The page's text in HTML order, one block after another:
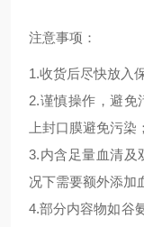
注意事项：
1.收货后尽快放入
2.谨慎操作，避免
上封口膜避免污染；
3.内含足量血清及
况下需要额外添加
4.部分内容物如谷